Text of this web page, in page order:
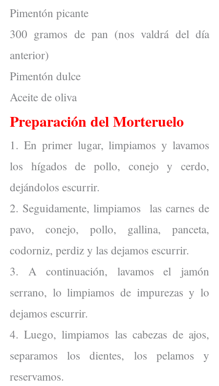
Pimentón picante
300 gramos de pan (nos valdrá del día
anterior)
Pimentón dulce
Aceite de oliva
Preparación del Morteruelo
1. En primer lugar, limpiamos y lavamos
los hígados de pollo, conejo y cerdo,
dejándolos escurrir.
2. Seguidamente, limpiamos las carnes de
pavo, conejo, pollo, gallina, panceta,
codorniz, perdiz y las dejamos escurrir.
3. A continuación, lavamos el jamón
serrano, lo limpiamos de impurezas y lo
dejamos escurrir.
4. Luego, limpiamos las cabezas de ajos,
separamos los dientes, los pelamos y
reservamos.